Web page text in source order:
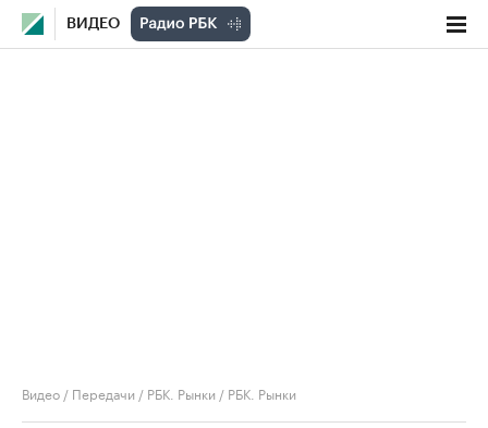
ВИДЕО
Видео / Передачи / РБК. Рынки / РБК. Рынки